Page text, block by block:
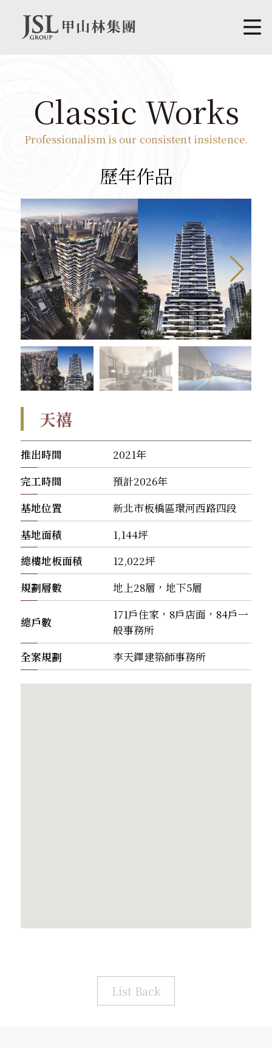
Professionalism is our consistent insistence.
Classic Works
歷年作品
天禧
推出時間
2021年
完工時間
預計2026年
基地位置
新北市板橋區環河西路四段
基地面積
1,144坪
總樓地板面積
12,022坪
規劃層數
地上28層，地下5層
總戶數
171戶住家，8戶店面，84戶一
般事務所
全案規劃
李天鐸建築師事務所
List Back